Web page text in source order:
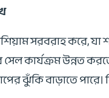
সরবরাহ করে, যা
সেল কার্যক্রম উন্নত
ঝুঁকি বাড়াতে